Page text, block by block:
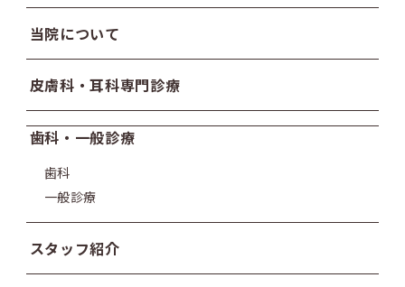
当院について
皮膚科・耳科専門診療
歯科・一般診療
歯科
一般診療
スタッフ紹介